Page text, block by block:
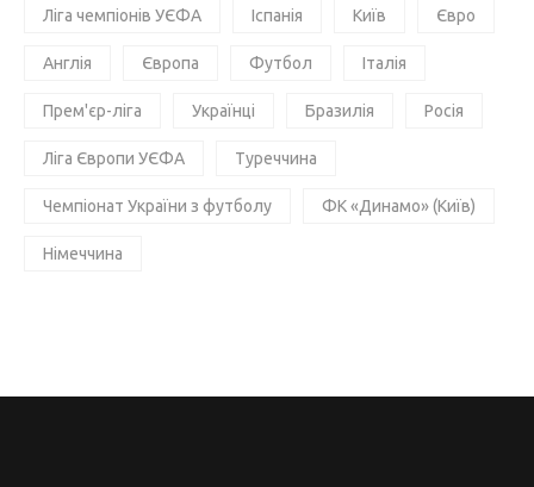
Ліга чемпіонів УЄФА Іспанія Київ Євро
Англія Європа Футбол Італія
Прем'єр-ліга Українці Бразилія Росія
Ліга Європи УЄФА Туреччина
Чемпіонат України з футболу ФК «Динамо» (Київ)
Німеччина